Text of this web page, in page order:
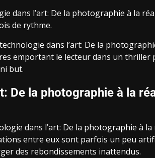
dans l’art: De la photographie à la
de rythme.
dans l’art: De la
emportant le lecteur dans un thriller
but.
De la photographie à la
dans l’art: De la photographie à
entre eux sont parfois un peu
des rebondissements inattendus.